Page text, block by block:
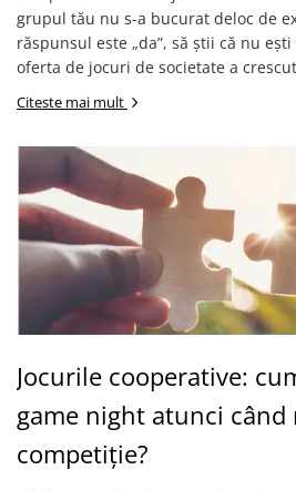
Jocuri pentru o persoana
Jocuri pentru 2 persoane
Game cunoscute
Alias
Catan
Cluedo
Dixit
Monopoly
Orchard Games
Jocuri cooperative
Carti de joc
Jocuri de masa
Jocuri de societate in limba
romana
Vezi toate jocurile de societate
grupul tău nu s-a bucurat deloc de
răspunsul este „da”, să știi că nu
oferta de jocuri de societate a
Citeste mai mult
Jocurile cooperative:
game night atunci când
competiție?